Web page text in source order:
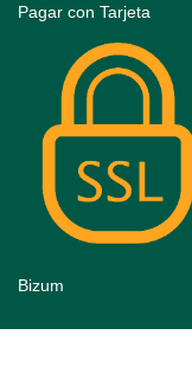
Pagar con Tarjeta
Bizum